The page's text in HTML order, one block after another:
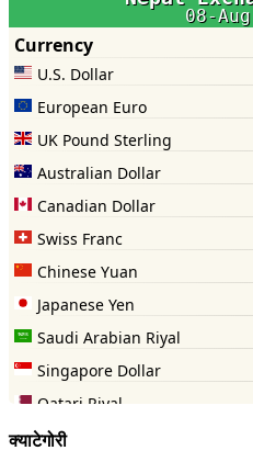
क्याटेगोरी